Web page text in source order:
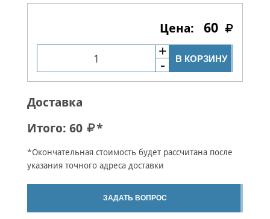
60
В КОРЗИНУ
Доставка
Итого: 60 *
*Окончательная стоимость будет рассчитана после
указания точного адреса доставки
ЗАДАТЬ ВОПРОС